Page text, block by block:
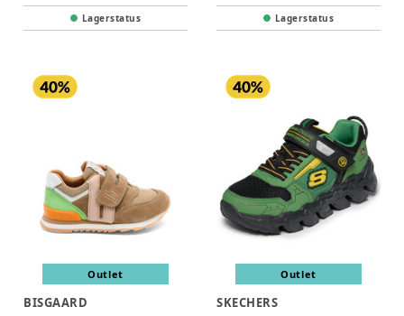
Lagerstatus Lagerstatus
Outlet
BISGAARD
Outlet
SKECHERS